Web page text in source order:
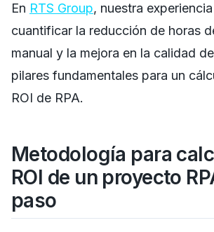
En RTS Group, nuestra
cuantificar la reducción de horas
manual y la mejora en la calidad
pilares fundamentales para un
ROI de RPA.
Metodología para
ROI de un proyecto
paso